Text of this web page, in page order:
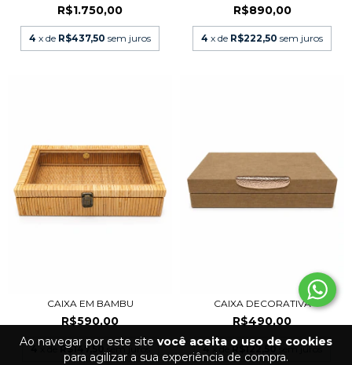
Ao navegar por este site você aceita o uso de cookies
para agilizar a sua experiência de compra.
R$1.750,00
4 x de R$437,50 sem juros
R$890,00
4 x de R$222,50 sem juros
CAIXA EM BAMBU
R$590,00
4 x deR$147,50 sem juros
CAIXA DECORATIVA
R$490,00
4 x de R$122,50 sem juros